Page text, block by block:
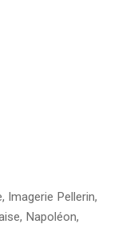
, Imagerie Pellerin,
, Napoléon,